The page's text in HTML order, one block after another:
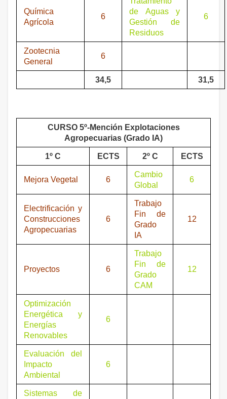
Química
Agrícola
6
de Aguas y
Gestión de
Residuos
6
Zootecnia
General
6
34,5 31,5
CURSO 5º-Mención Explotaciones
Agropecuarias (Grado IA)
1º C ECTS 2º C ECTS
Mejora Vegetal 6
Cambio
Global
6
Electrificación y
Construcciones
Agropecuarias
6
Trabajo
Fin de
Grado
IA
12
Proyectos 6
Trabajo
Fin de
Grado
CAM
12
Optimización
Energética y
Energías
Renovables
6
Evaluación del
Impacto
Ambiental
6
Sistemas de